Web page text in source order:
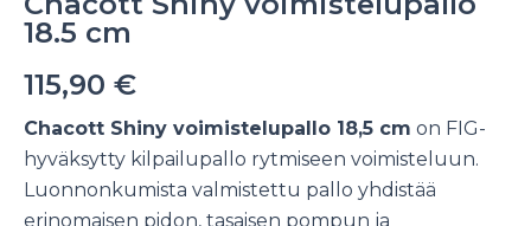
18.5 cm
115,90 €
Chacott Shiny voimistelupallo 18,5 cm on FIG-
hyväksytty kilpailupallo rytmiseen voimisteluun.
Luonnonkumista valmistettu pallo yhdistää
erinomaisen pidon, tasaisen pompun ja